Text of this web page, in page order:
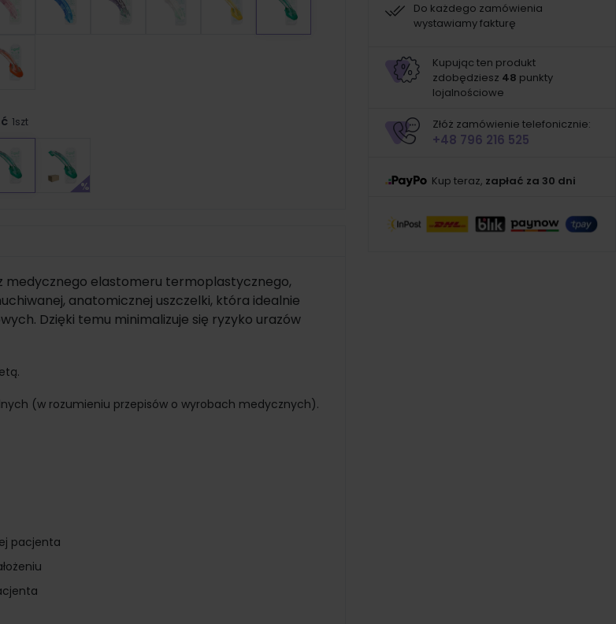
1szt
Do każdego zamówienia
wystawiamy fakturę
Kupując ten produkt
zdobędziesz 48 punkty
lojalnościowe
Złóż zamówienie telefonicznie:
+48 796 216 525
Kup teraz, zapłać za 30 dni
medycznego elastomeru termoplastycznego,
anatomicznej uszczelki, która idealnie
Dzięki temu minimalizuje się ryzyko urazów
(w rozumieniu przepisów o wyrobach medycznych).
pacjenta